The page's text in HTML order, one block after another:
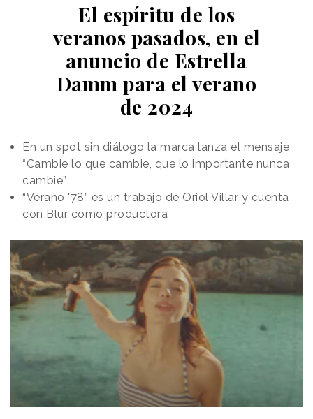
El espíritu de los
veranos pasados, en el
anuncio de Estrella
Damm para el verano
de 2024
En un spot sin diálogo la marca lanza el mensaje
“Cambie lo que cambie, que lo importante nunca
cambie”
“Verano '78” es un trabajo de Oriol Villar y cuenta
con Blur como productora